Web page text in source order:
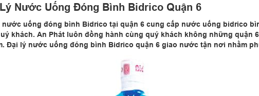
Nước Uống Đóng Bình Bidrico Quận 6
uống đóng bình Bidrico tại quận 6 cung cấp nước uống bidrico
khách. An Phát luôn đồng hành cùng quý khách không những quận
Đại lý nước uống đóng bình Bidrico quận 6 giao nước tận nơi nhằm